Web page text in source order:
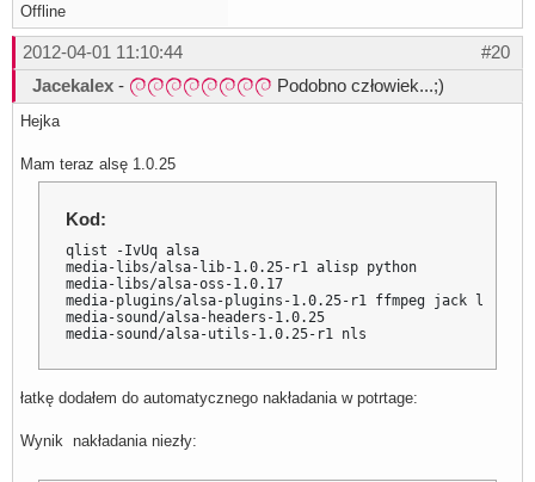
Offline
#20
2012-04-01 11:10:44
Jacekalex - Podobno człowiek...;)
Hejka
Mam teraz alsę 1.0.25
Kod:
qlist -IvUq alsa
media-libs/alsa-lib-1.0.25-r1 alisp python
media-libs/alsa-oss-1.0.17
media-plugins/alsa-plugins-1.0.25-r1 ffmpeg jack
media-sound/alsa-headers-1.0.25
media-sound/alsa-utils-1.0.25-r1 nls
łatkę dodałem do automatycznego nakładania w potrtage:
Wynik nakładania niezły: